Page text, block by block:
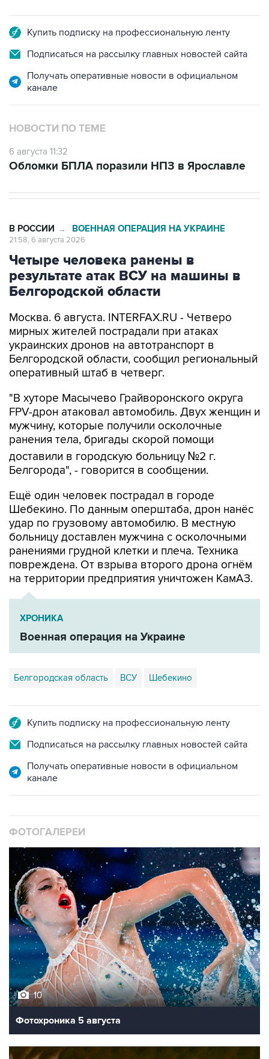
Купить подписку на профессиональную ленту
Подписаться на рассылку главных новостей сайта
Получать оперативные новости в официальном
канале
НОВОСТИ ПО ТЕМЕ
6 августа 11:32
Обломки БПЛА поразили НПЗ в Ярославле
В РОССИИ → ВОЕННАЯ ОПЕРАЦИЯ НА УКРАИНЕ
21:58, 6 августа 2026
Четыре человека ранены в
результате атак ВСУ на машины в
Белгородской области
Москва. 6 августа. INTERFAX.RU - Четверо
мирных жителей пострадали при атаках
украинских дронов на автотранспорт в
Белгородской области, сообщил региональный
оперативный штаб в четверг.
"В хуторе Масычево Грайворонского округа
FPV-дрон атаковал автомобиль. Двух женщин и
мужчину, которые получили осколочные
ранения тела, бригады скорой помощи
доставили в городскую больницу №2 г.
Белгорода", - говорится в сообщении.
Ещё один человек пострадал в городе
Шебекино. По данным оперштаба, дрон нанёс
удар по грузовому автомобилю. В местную
больницу доставлен мужчина с осколочными
ранениями грудной клетки и плеча. Техника
повреждена. От взрыва второго дрона огнём
на территории предприятия уничтожен КамАЗ.
ХРОНИКА
Военная операция на Украине
Белгородская область ВСУ Шебекино
Купить подписку на профессиональную ленту
Подписаться на рассылку главных новостей сайта
Получать оперативные новости в официальном
канале
ФОТОГАЛЕРЕИ
10
Фотохроника 5 августа